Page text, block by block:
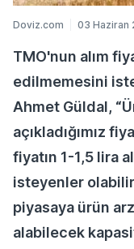
Doviz.com 03 Haziran
TMO'nun alım
edilmemesini
Ahmet Güldal,
açıkladığımız
fiyatın 1-1,5 lira
isteyenler
piyasaya ürün
alabilecek